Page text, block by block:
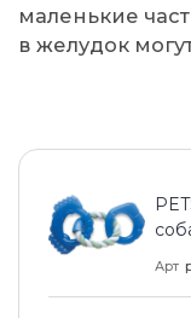
маленькие
в желудок
Арт